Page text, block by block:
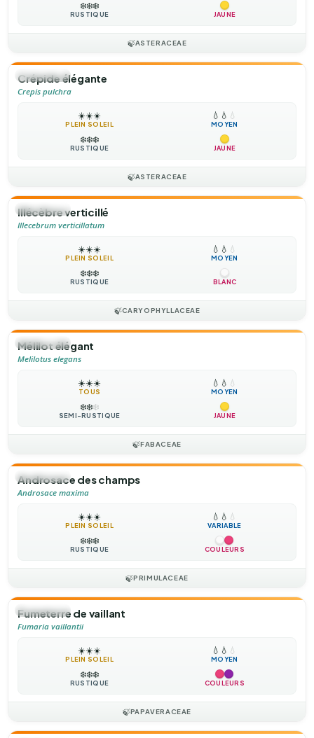
❄️❄️❄️
RUSTIQUE JAUNE
🍃ASTERACEAE
🌻ANNUELLE
Crépide élégante
Crepis pulchra
☀️☀️☀️
PLEIN SOLEIL
💧 💧 💧
MOYEN
❄️❄️❄️
RUSTIQUE JAUNE
🍃ASTERACEAE
🌻ANNUELLE
Illécèbre verticillé
Illecebrum verticillatum
☀️☀️☀️
PLEIN SOLEIL
💧 💧 💧
MOYEN
❄️❄️❄️
RUSTIQUE BLANC
🍃CARYOPHYLLACEAE
🌻ANNUELLE
Mélilot élégant
Melilotus elegans
☀️☀️☀️
TOUS
💧 💧 💧
MOYEN
❄️❄️❄️
SEMI-RUSTIQUE JAUNE
🍃FABACEAE
🌻ANNUELLE
Androsace des champs
Androsace maxima
☀️☀️☀️
PLEIN SOLEIL
💧 💧 💧
VARIABLE
❄️❄️❄️
RUSTIQUE COULEURS
🍃PRIMULACEAE
🌻ANNUELLE
Fumeterre de vaillant
Fumaria vaillantii
☀️☀️☀️
PLEIN SOLEIL
💧 💧 💧
MOYEN
❄️❄️❄️
RUSTIQUE COULEURS
🍃PAPAVERACEAE